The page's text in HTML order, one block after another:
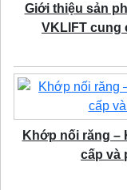
Giới thiệu sản
VKLIFT cung
Khớp nối răng –
cấp và